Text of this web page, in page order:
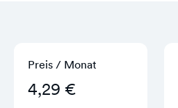
Preis / Monat
4,29 €